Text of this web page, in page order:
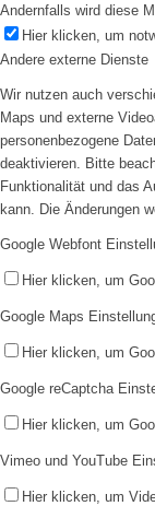
Andernfalls wird diese
Hier klicken, um
Andere externe Dienste
Wir nutzen auch
Maps und externe
personenbezogene
deaktivieren. Bitte
Funktionalität und das
kann. Die Änderungen
Google Webfont
Hier klicken, um
Google Maps
Hier klicken, um
Google reCaptcha
Hier klicken, um
Vimeo und YouTube
Hier klicken, um